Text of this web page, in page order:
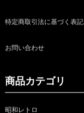
特定商取引法に基づく表記
お問い合わせ
商品カテゴリ
昭和レトロ